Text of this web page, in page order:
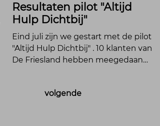
Resultaten pilot "Altijd
Hulp Dichtbij"
Eind juli zijn we gestart met de pilot
"Altijd Hulp Dichtbij" . 10 klanten van
De Friesland hebben meegedaan…